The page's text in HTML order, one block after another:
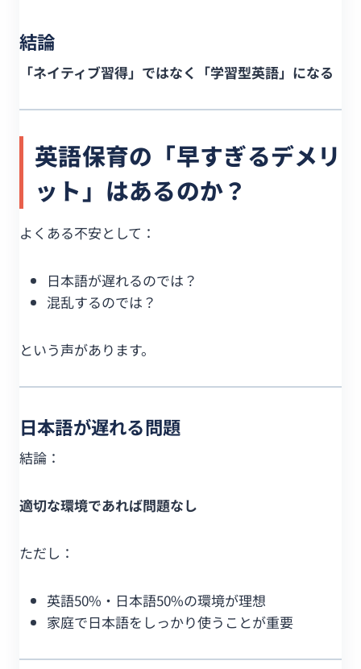
結論
「ネイティブ習得」ではなく「学習型英語」になる
英語保育の「早すぎるデメリ
ット」はあるのか？
よくある不安として：
日本語が遅れるのでは？
混乱するのでは？
という声があります。
日本語が遅れる問題
結論：
適切な環境であれば問題なし
ただし：
英語50%・日本語50%の環境が理想
家庭で日本語をしっかり使うことが重要